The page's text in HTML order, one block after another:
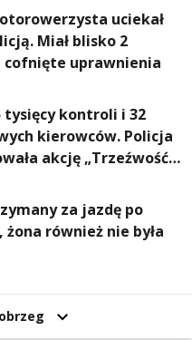
energię, lepszy
i... czystsze
uciekał
Miał blisko 2
cofnięte uprawnienia
tysięcy kontroli i 32
kierowców. Policja
akcję „Trzeźwość”
za jazdę po
również nie była